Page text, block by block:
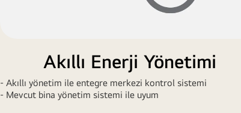
Akıllı Enerji Yönetimi
- Akıllı yönetim ile entegre merkezi kontrol sistemi
- Mevcut bina yönetim sistemi ile uyum